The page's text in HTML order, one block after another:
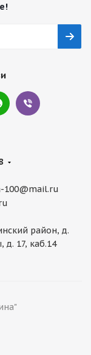
100@mail.ru
район, д.
д. 17, каб.14